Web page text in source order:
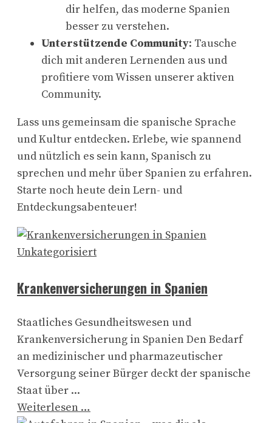
dir helfen, das moderne Spanien
besser zu verstehen.
Unterstützende Community: Tausche
dich mit anderen Lernenden aus und
profitiere vom Wissen unserer aktiven
Community.
Lass uns gemeinsam die spanische Sprache
und Kultur entdecken. Erlebe, wie spannend
und nützlich es sein kann, Spanisch zu
sprechen und mehr über Spanien zu erfahren.
Starte noch heute dein Lern- und
Entdeckungsabenteuer!
Unkategorisiert
Krankenversicherungen in Spanien
Staatliches Gesundheitswesen und
Krankenversicherung in Spanien Den Bedarf
an medizinischer und pharmazeutischer
Versorgung seiner Bürger deckt der spanische
Staat über ...
Weiterlesen …